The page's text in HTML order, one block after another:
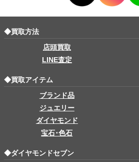
◆買取方法
店頭買取
LINE査定
◆買取アイテム
ブランド品
ジュエリー
ダイヤモンド
宝石･色石
◆ダイヤモンドセブン